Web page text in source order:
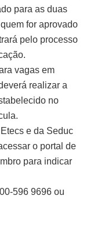
para as duas
for aprovado
pelo processo
vagas em
realizar a
no
e da Seduc
o portal de
para indicar
596 9696 ou